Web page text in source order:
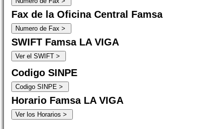
Fax de la Oficina Central Famsa
SWIFT Famsa LA VIGA
Codigo SINPE
Horario Famsa LA VIGA